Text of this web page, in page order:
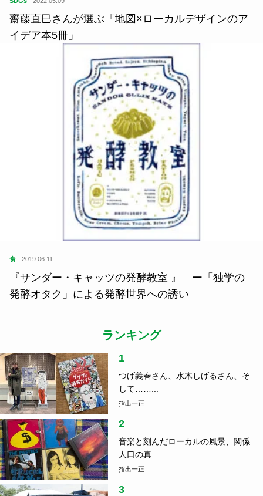
齋藤直巳さんが選ぶ「地図×ローカルデザインのア
イデア本5冊」
食 2019.06.11
『サンダー・キャッツの発酵教室 』 ー「独学の
発酵オタク」による発酵世界への誘い
ランキング
1
つげ義春さん、水木しげるさん、そ
して……...
指出一正
2
音楽と刻んだローカルの風景、関係
人口の真...
指出一正
3